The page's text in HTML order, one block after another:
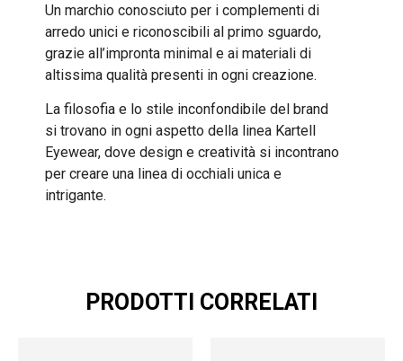
Un marchio conosciuto per i complementi di
arredo unici e riconoscibili al primo sguardo,
grazie all’impronta minimal e ai materiali di
altissima qualità presenti in ogni creazione.
La filosofia e lo stile inconfondibile del brand
si trovano in ogni aspetto della linea Kartell
Eyewear, dove design e creatività si incontrano
per creare una linea di occhiali unica e
intrigante.
PRODOTTI CORRELATI